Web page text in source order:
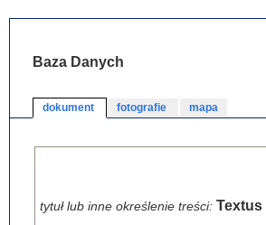
Baza Danych
dokument fotografie mapa
tytuł lub inne określenie treści: Textus